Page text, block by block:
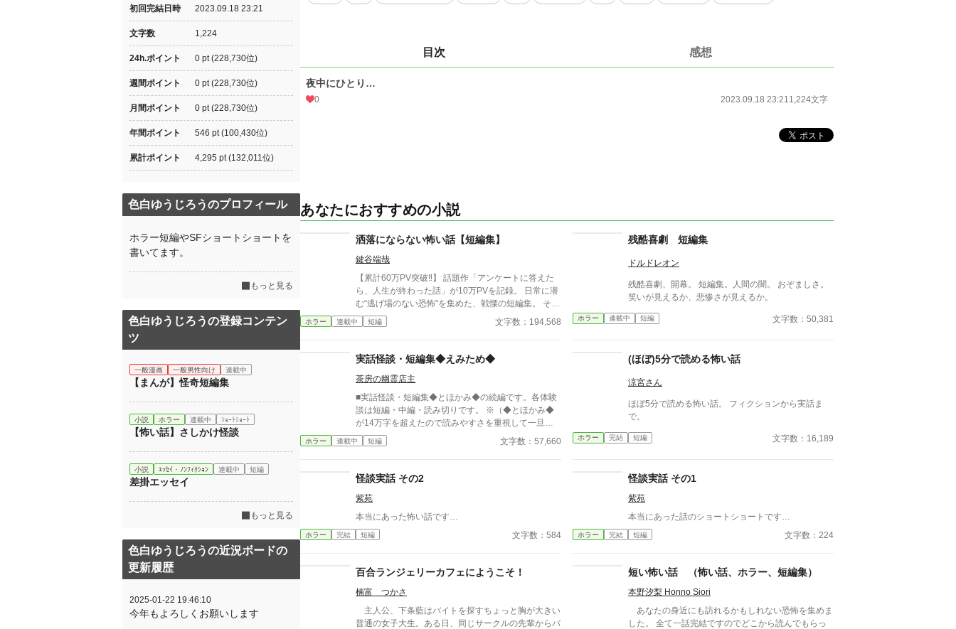
目次 感想
夜中にひとり…
0 2023.09.18 23:211,224文字
あなたにおすすめの小説
洒落にならない怖い話【短編集】
鍵谷端哉
【累計60万PV突破‼】 話題作「アンケートに答えた
ら、人生が終わった話」が10万PVを記録。 日常に潜
む“逃げ場のない恐怖”を集めた、戦慄の短編集。 その
違和感は、もう始まっている。 帰り道、誰もいない
はずの部屋、何気ない会話。 どこにでもある日常
意味が分かると凍りつく話。 理由もなく、ただ追い
詰められていく話。 そして、最後の一行で現実がひ
っくり返る話。 1話1000〜2000文字。隙間時間で読
める短編ながら、 読み終えたあと、ふとした静寂が
怖くなる。 これはすべて、どこかで起きていてもお
かしくない話。 ――あなたのすぐ隣でも。 洒落にな
ホラー 連載中 短編 文字数：194,568
残酷喜劇 短編集
ドルドレオン
残酷喜劇、開幕。 短編集。人間の闇。 おぞましさ。
笑いが見えるか、悲惨さが見えるか。
ホラー 連載中 短編 文字数：50,381
実話怪談・短編集◆えみため◆
茶房の幽霊店主
■実話怪談・短編集◆とほかみ◆の続編です。各体験
談は短編・中編・読み切りです。 ※（◆とほかみ◆
が14万字を超えたので読みやすさを重視して一旦完
結させました） ■【実話怪談】を短編・読み切りでま
とめています。（ヒトコワ・手記も含む） ■筆者自身
の相談内容、 体験談をベースとしたものを、小説
形式で読めるようにしました。 ■筆者以外の体験談の
場合、体験者ご本人からの掲載許可をいただいていま
す。 ■実話怪談と銘を打ってはいますが、エンタメと
ヨムへ掲載していない怪談を含む【完全版】です。
ホラー 連載中 短編 文字数：57,660
(ほぼ)5分で読める怖い話
涼宮さん
ほぼ5分で読める怖い話。 フィクションから実話ま
で。
ホラー 完結 短編 文字数：16,189
怪談実話 その2
紫苑
本当にあった怖い話です…
ホラー 完結 短編 文字数：584
怪談実話 その1
紫苑
本当にあった話のショートショートです…
ホラー 完結 短編 文字数：224
百合ランジェリーカフェにようこそ！
楠富 つかさ
主人公、下条藍はバイトを探すちょっと胸が大きい
普通の女子大生。ある日、同じサークルの先輩からバ
短い怖い話 （怖い話、ホラー、短編集）
本野汐梨 Honno Siori
あなたの身近にも訪れるかもしれない恐怖を集めま
した。 全て一話完結ですのでどこから読んでもらっ
初回完結日時 2023.09.18 23:21
文字数 1,224
24h.ポイント 0 pt (228,730位)
週間ポイント 0 pt (228,730位)
月間ポイント 0 pt (228,730位)
年間ポイント 546 pt (100,430位)
累計ポイント 4,295 pt (132,011位)
色白ゆうじろうのプロフィール
ホラー短編やSFショートショートを
書いてます。
もっと見る
色白ゆうじろうの登録コンテン
ツ
一般漫画 一般男性向け 連載中
【まんが】怪奇短編集
小説 ホラー 連載中 ｼｮｰﾄｼｮｰﾄ
【怖い話】さしかけ怪談
小説 ｴｯｾｲ・ﾉﾝﾌｨｸｼｮﾝ 連載中 短編
差掛エッセイ
もっと見る
色白ゆうじろうの近況ボードの
更新履歴
2025-01-22 19:46:10
今年もよろしくお願いします